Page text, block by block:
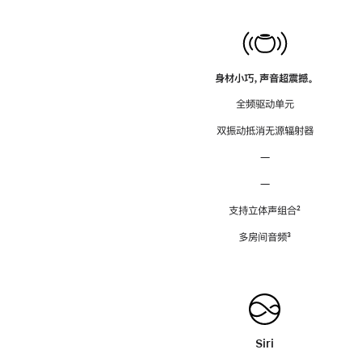
身材小巧，声音超震撼。
全频驱动单元
双振动抵消无源辐射器
—
—
支持立体声组合脚
²
多房间音频脚
³
Siri